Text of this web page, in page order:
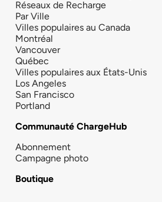
Réseaux de Recharge
Par Ville
Villes populaires au Canada
Montréal
Vancouver
Québec
Villes populaires aux États-Unis
Los Angeles
San Francisco
Portland
Communauté ChargeHub
Abonnement
Campagne photo
Boutique